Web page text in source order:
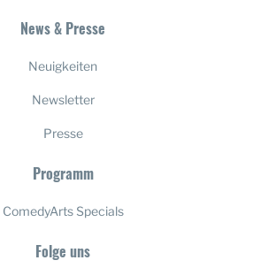
News & Presse
Neuigkeiten
Newsletter
Presse
Programm
ComedyArts Specials
Folge uns